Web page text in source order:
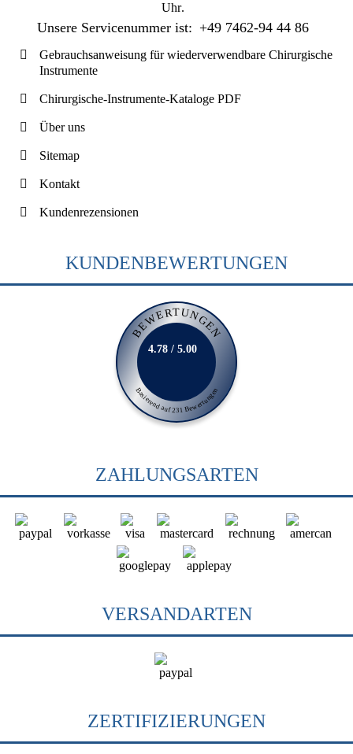
Uhr.
Unsere Servicenummer ist: +49 7462-94 44 86
Gebrauchsanweisung für wiederverwendbare Chirurgische
Instrumente
Chirurgische-Instrumente-Kataloge PDF
Über uns
Sitemap
Kontakt
Kundenrezensionen
KUNDENBEWERTUNGEN
BEWERTUNGEN
Basierend auf 231 Bewertungen
4.78 / 5.00
ZAHLUNGSARTEN
VERSANDARTEN
ZERTIFIZIERUNGEN